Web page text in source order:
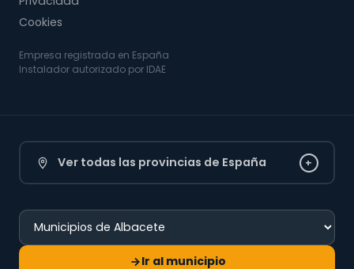
Cookies
Empresa registrada en España
Instalador autorizado por IDAE
Ver todas las provincias de España +
Ir al municipio